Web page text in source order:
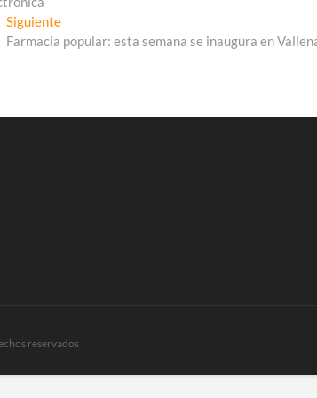
SiguienteEntrada
siguiente:
Farmacia popular: esta semana se inaugura en
reservados